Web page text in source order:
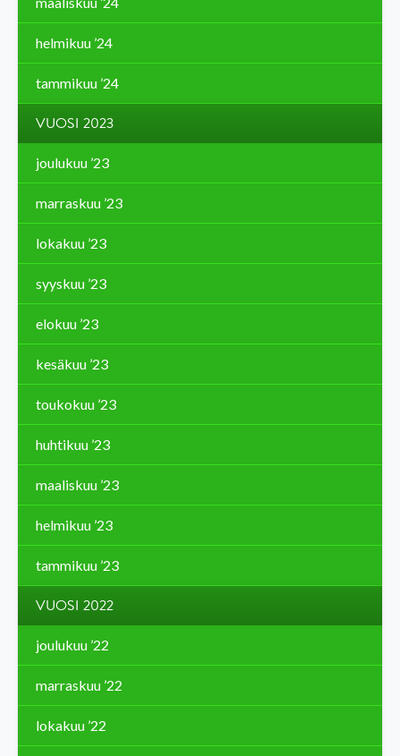
helmikuu ’24
tammikuu ’24
VUOSI 2023
joulukuu ’23
marraskuu ’23
lokakuu ’23
syyskuu ’23
elokuu ’23
kesäkuu ’23
toukokuu ’23
huhtikuu ’23
maaliskuu ’23
helmikuu ’23
tammikuu ’23
VUOSI 2022
joulukuu ’22
marraskuu ’22
lokakuu ’22